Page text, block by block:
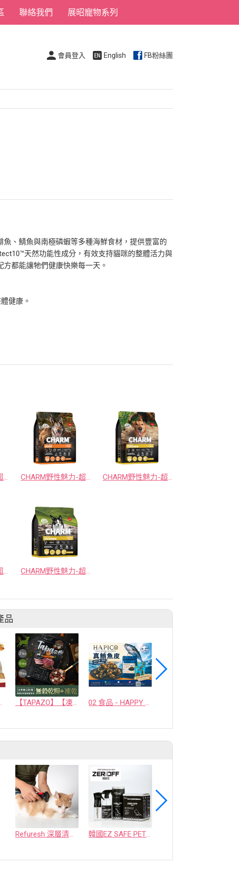
聯絡我們 展昭寵物系列
會員登入 English FB粉絲團
、鯖魚與南極磷蝦等多種海鮮食材，提供豐富的
天然功能性成分，有效支持貓咪的整體活力與
都能讓牠們健康快樂每一天。
健康。
CHARM野性魅力-超能精華羊肉犬 CHARM野性魅力-超能精華鮮鴨犬 CHARM野性魅力-超能精華鮮雞犬
CHARM野性魅力-超能精華鮮鴨貓 CHARM野性魅力-超能精華鮮雞貓
品
【TAPAZO】【凍乾三重奏】成幼犬低敏羊肉配方 5磅 02 食品 - HAPPY COMPANION CO., LTD.
Refuresh 深層清潔寵物廢毛梳 韓國EZ SAFE PET ZEROFF 消臭劑